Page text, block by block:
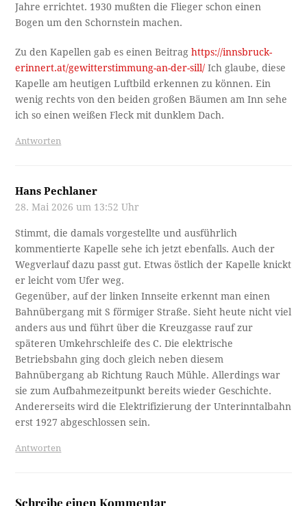
Jahre errichtet. 1930 mußten die Flieger schon einen
Bogen um den Schornstein machen.
Zu den Kapellen gab es einen Beitraghttps://innsbruck-
erinnert.at/gewitterstimmung-an-der-sill/ Ich glaube, diese
Kapelle am heutigen Luftbild erkennen zu können. Ein
wenig rechts von den beiden großen Bäumen am Inn sehe
ich so einen weißen Fleck mit dunklem Dach.
Antworten
Hans Pechlaner
28. Mai 2026 um 13:52 Uhr
Stimmt, die damals vorgestellte und ausführlich
kommentierte Kapelle sehe ich jetzt ebenfalls. Auch der
Wegverlauf dazu passt gut. Etwas östlich der Kapelle knickt
er leicht vom Ufer weg.
Gegenüber, auf der linken Innseite erkennt man einen
Bahnübergang mit S förmiger Straße. Sieht heute nicht viel
anders aus und führt über die Kreuzgasse rauf zur
späteren Umkehrschleife des C. Die elektrische
Betriebsbahn ging doch gleich neben diesem
Bahnübergang ab Richtung Rauch Mühle. Allerdings war
sie zum Aufbahmezeitpunkt bereits wieder Geschichte.
Andererseits wird die Elektrifizierung der Unterinntalbahn
erst 1927 abgeschlossen sein.
Antworten
Schreibe einen Kommentar